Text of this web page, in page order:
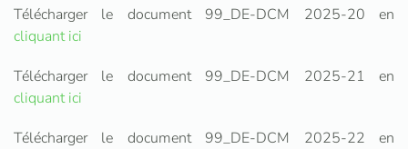
Télécharger le document 99_DE-DCM 2025-20 en
cliquant ici
Télécharger le document 99_DE-DCM 2025-21 en
cliquant ici
Télécharger le document 99_DE-DCM 2025-22 en